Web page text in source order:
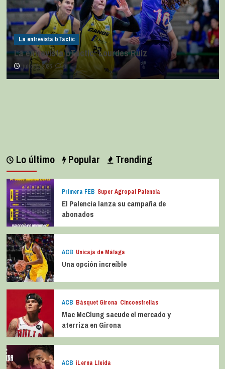
La entrevista bTactic
La entrevista bTactic: Lourdes Ruiz
julio 11, 2026 0
Lo último Popular Trending
Primera FEB Super Agropal Palencia
El Palencia lanza su campaña de
abonados
ACB Unicaja de Málaga
Una opción increíble
ACB Bàsquet Girona Cincoestrellas
Mac McClung sacude el mercado y
aterriza en Girona
ACB iLerna Lleida